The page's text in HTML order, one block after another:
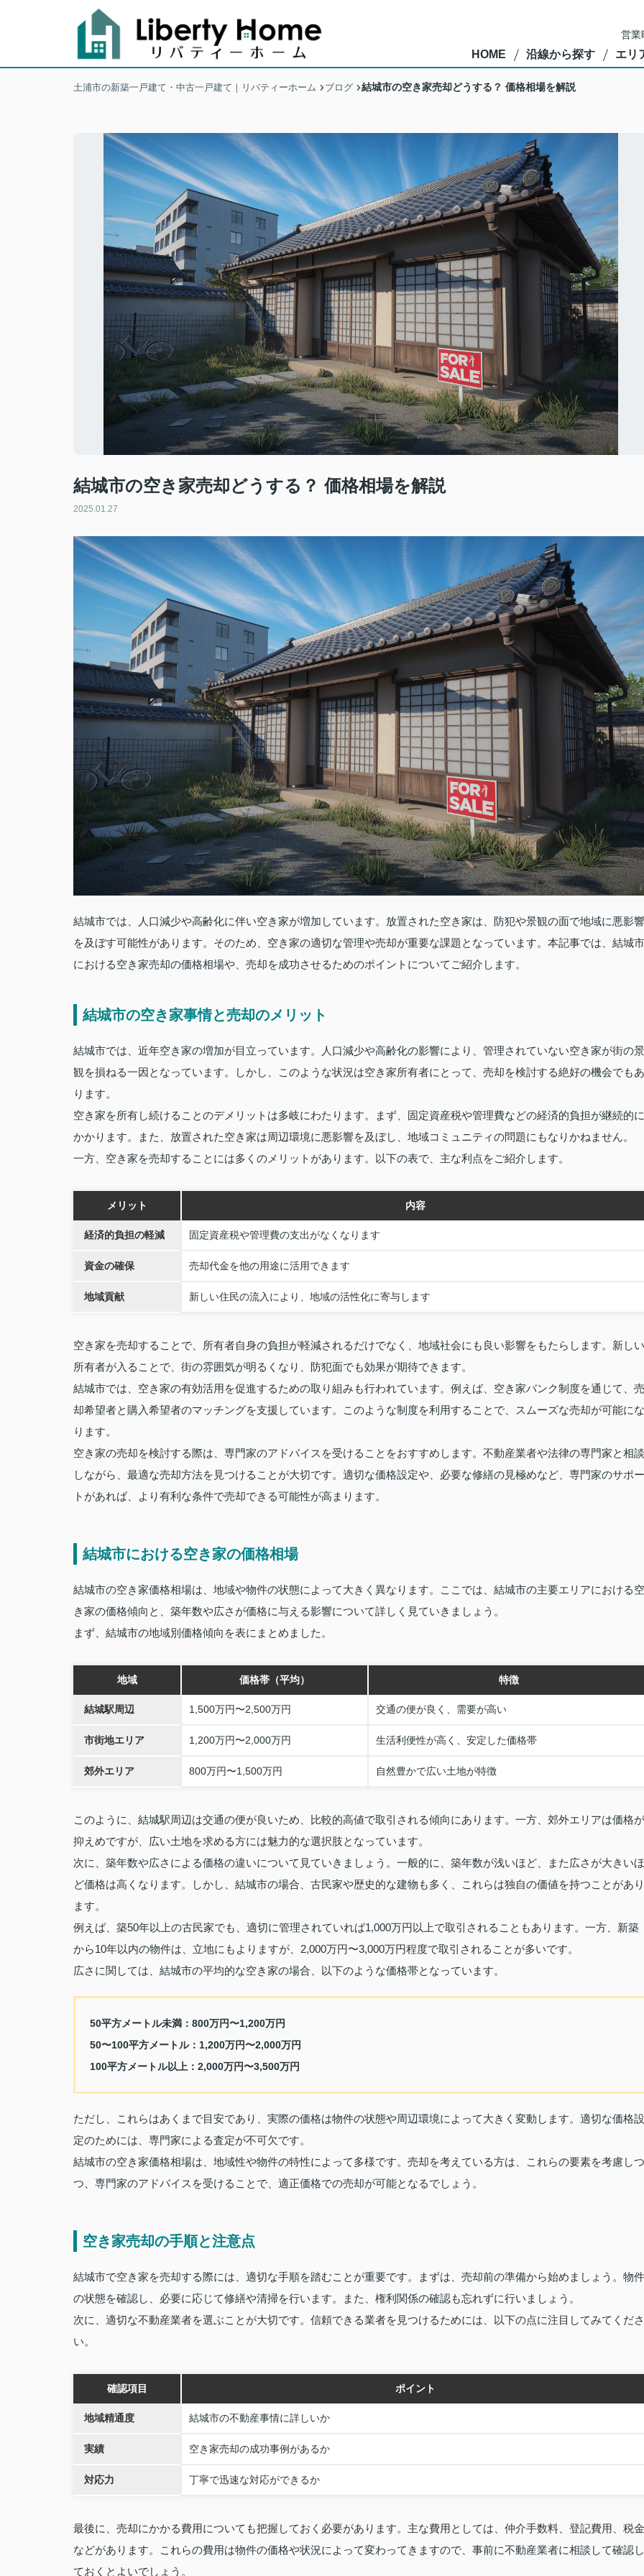
営
HOME 沿線から探す エリ
土浦市の新築一戸建て・中古一戸建て｜リバティーホーム ブログ 結城市の空き家売却どうする？ 価格相場を解説
結城市の空き家売却どうする？ 価格相場を解説
2025.01.27
結城市では、人口減少や高齢化に伴い空き家が増加しています。放置された空き家は、防犯や景観の面で地域に悪影響
を及ぼす可能性があります。そのため、空き家の適切な管理や売却が重要な課題となっています。本記事では、結城市
における空き家売却の価格相場や、売却を成功させるためのポイントについてご紹介します。
結城市の空き家事情と売却のメリット
結城市では、近年空き家の増加が目立っています。人口減少や高齢化の影響により、管理されていない空き家が街の景
観を損ねる一因となっています。しかし、このような状況は空き家所有者にとって、売却を検討する絶好の機会でもあ
ります。
空き家を所有し続けることのデメリットは多岐にわたります。まず、固定資産税や管理費などの経済的負担が継続的に
かかります。また、放置された空き家は周辺環境に悪影響を及ぼし、地域コミュニティの問題にもなりかねません。
一方、空き家を売却することには多くのメリットがあります。以下の表で、主な利点をご紹介します。
メリット 内容
経済的負担の軽減 固定資産税や管理費の支出がなくなります
資金の確保 売却代金を他の用途に活用できます
地域貢献 新しい住民の流入により、地域の活性化に寄与します
空き家を売却することで、所有者自身の負担が軽減されるだけでなく、地域社会にも良い影響をもたらします。新しい
所有者が入ることで、街の雰囲気が明るくなり、防犯面でも効果が期待できます。
結城市では、空き家の有効活用を促進するための取り組みも行われています。例えば、空き家バンク制度を通じて、売
却希望者と購入希望者のマッチングを支援しています。このような制度を利用することで、スムーズな売却が可能にな
ります。
空き家の売却を検討する際は、専門家のアドバイスを受けることをおすすめします。不動産業者や法律の専門家と相談
しながら、最適な売却方法を見つけることが大切です。適切な価格設定や、必要な修繕の見極めなど、専門家のサポー
トがあれば、より有利な条件で売却できる可能性が高まります。
結城市における空き家の価格相場
結城市の空き家価格相場は、地域や物件の状態によって大きく異なります。ここでは、結城市の主要エリアにおける空
き家の価格傾向と、築年数や広さが価格に与える影響について詳しく見ていきましょう。
まず、結城市の地域別価格傾向を表にまとめました。
地域 価格帯（平均） 特徴
結城駅周辺 1,500万円〜2,500万円 交通の便が良く、需要が高い
市街地エリア 1,200万円〜2,000万円 生活利便性が高く、安定した価格帯
郊外エリア 800万円〜1,500万円 自然豊かで広い土地が特徴
このように、結城駅周辺は交通の便が良いため、比較的高値で取引される傾向にあります。一方、郊外エリアは価格が
抑えめですが、広い土地を求める方には魅力的な選択肢となっています。
次に、築年数や広さによる価格の違いについて見ていきましょう。一般的に、築年数が浅いほど、また広さが大きいほ
ど価格は高くなります。しかし、結城市の場合、古民家や歴史的な建物も多く、これらは独自の価値を持つことがあり
ます。
例えば、築50年以上の古民家でも、適切に管理されていれば1,000万円以上で取引されることもあります。一方、新築
から10年以内の物件は、立地にもよりますが、2,000万円〜3,000万円程度で取引されることが多いです。
広さに関しては、結城市の平均的な空き家の場合、以下のような価格帯となっています。
50平方メートル未満：800万円〜1,200万円
50〜100平方メートル：1,200万円〜2,000万円
100平方メートル以上：2,000万円〜3,500万円
ただし、これらはあくまで目安であり、実際の価格は物件の状態や周辺環境によって大きく変動します。適切な価格設
定のためには、専門家による査定が不可欠です。
結城市の空き家価格相場は、地域性や物件の特性によって多様です。売却を考えている方は、これらの要素を考慮しつ
つ、専門家のアドバイスを受けることで、適正価格での売却が可能となるでしょう。
空き家売却の手順と注意点
結城市で空き家を売却する際には、適切な手順を踏むことが重要です。まずは、売却前の準備から始めましょう。物件
の状態を確認し、必要に応じて修繕や清掃を行います。また、権利関係の確認も忘れずに行いましょう。
次に、適切な不動産業者を選ぶことが大切です。信頼できる業者を見つけるためには、以下の点に注目してみてくださ
い。
確認項目 ポイント
地域精通度 結城市の不動産事情に詳しいか
実績 空き家売却の成功事例があるか
対応力 丁寧で迅速な対応ができるか
最後に、売却にかかる費用についても把握しておく必要があります。主な費用としては、仲介手数料、登記費用、税金
などがあります。これらの費用は物件の価格や状況によって変わってきますので、事前に不動産業者に相談して確認し
ておくとよいでしょう。